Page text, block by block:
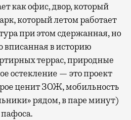
как офис, двор, который
который летом работает
при этом сдержанная, но
вписанная в историю
террас, природные
остекление — это проект
ценит ЗОЖ, мобильность
рядом, в паре минут)